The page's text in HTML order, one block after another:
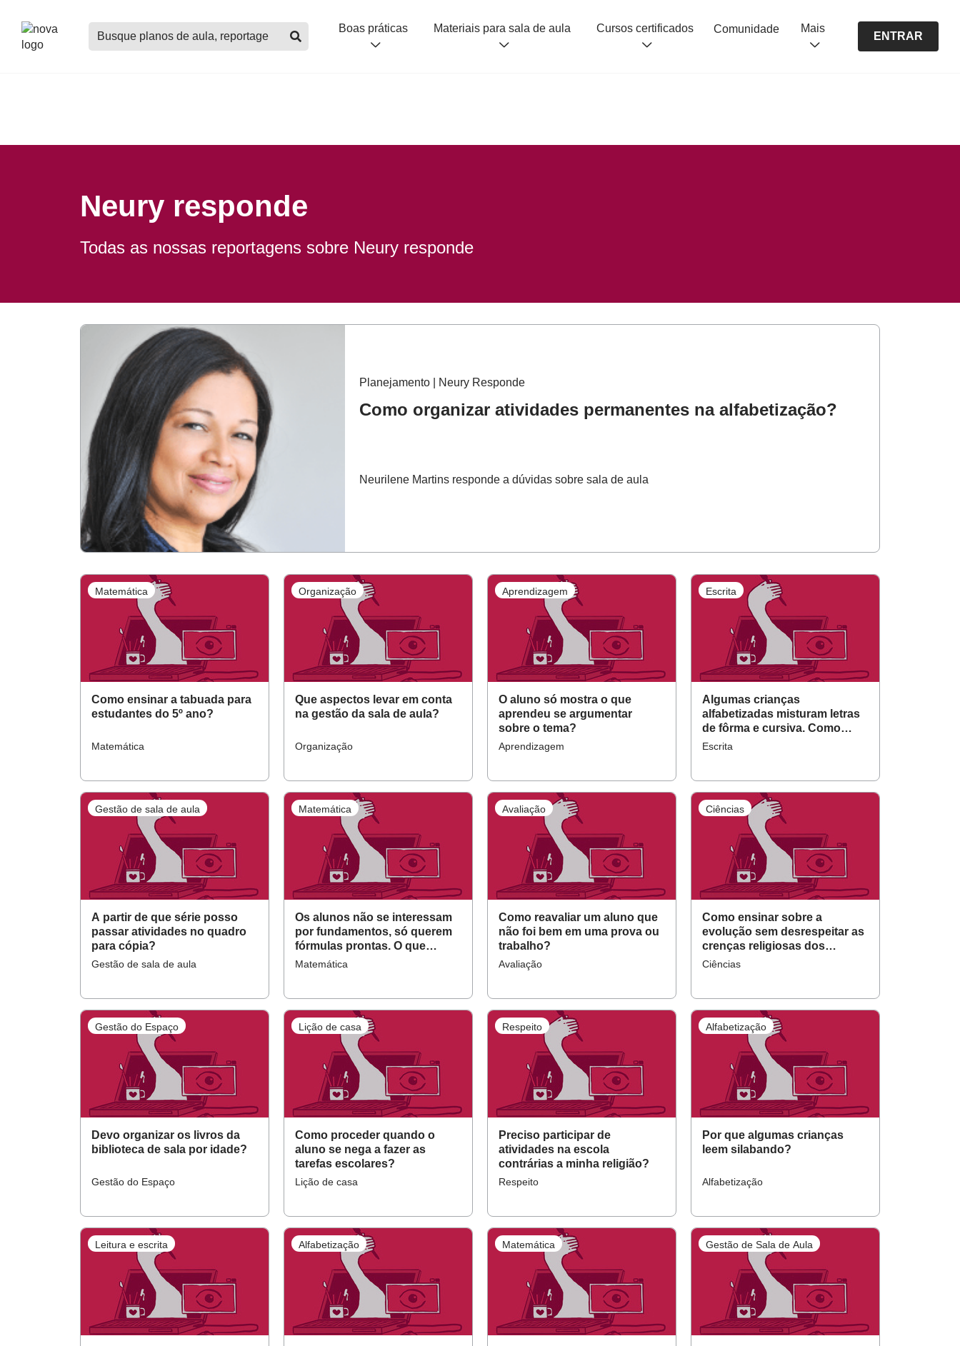
Buscar
planos
Boas práticas Materiais para sala de aula Cursos certificados Comunidade Mais
ENTRAR
Neury responde
Todas as nossas reportagens sobre Neury responde
Planejamento | Neury Responde
Como organizar atividades permanentes na alfabetização?
Neurilene Martins responde a dúvidas sobre sala de aula
Matemática
Como ensinar a tabuada para
estudantes do 5º ano?
Matemática
Organização
Que aspectos levar em conta
na gestão da sala de aula?
Organização
Aprendizagem
O aluno só mostra o que
aprendeu se argumentar
sobre o tema?
Aprendizagem
Escrita
Algumas crianças
alfabetizadas misturam letras
de fôrma e cursiva. Como
mudar isso?
Escrita
Gestão de sala de aula
A partir de que série posso
passar atividades no quadro
para cópia?
Gestão de sala de aula
Matemática
Os alunos não se interessam
por fundamentos, só querem
fórmulas prontas. O que
fazer?
Matemática
Avaliação
Como reavaliar um aluno que
não foi bem em uma prova ou
trabalho?
Avaliação
Ciências
Como ensinar sobre a
evolução sem desrespeitar as
crenças religiosas dos
alunos?
Ciências
Gestão do Espaço
Devo organizar os livros da
biblioteca de sala por idade?
Gestão do Espaço
Lição de casa
Como proceder quando o
aluno se nega a fazer as
tarefas escolares?
Lição de casa
Respeito
Preciso participar de
atividades na escola
contrárias a minha religião?
Respeito
Alfabetização
Por que algumas crianças
leem silabando?
Alfabetização
Leitura e escrita Alfabetização Matemática Gestão de Sala de Aula